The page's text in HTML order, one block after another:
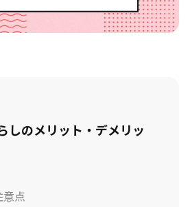
しのメリット・デメリッ
点